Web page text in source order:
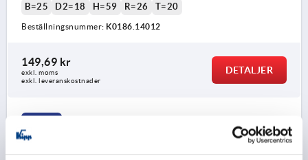
B=25
D2=18 H=59 R=26 T=20
Beställningsnummer: K0186.14012
149,69 kr
exkl. moms
exkl. leveranskostnader
DETALJER